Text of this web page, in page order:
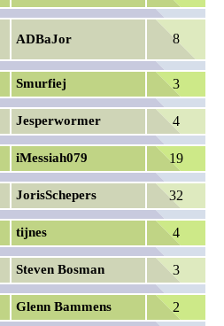
ADBaJor 8
Smurfiej 3
Jesperwormer 4
iMessiah079 19
JorisSchepers 32
tijnes 4
Steven Bosman 3
Glenn Bammens 2